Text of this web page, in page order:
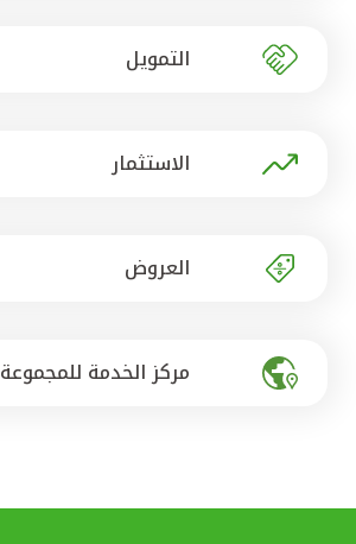
مصر
التمويل
الاستثمار
العروض
مركز الخدمة للمجموعة